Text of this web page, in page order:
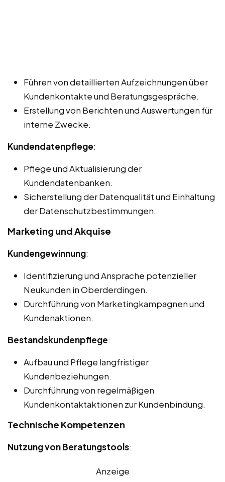
Führen von detaillierten Aufzeichnungen über
Kundenkontakte und Beratungsgespräche.
Erstellung von Berichten und Auswertungen für
interne Zwecke.
Kundendatenpflege:
Pflege und Aktualisierung der
Kundendatenbanken.
Sicherstellung der Datenqualität und Einhaltung
der Datenschutzbestimmungen.
Marketing und Akquise
Kundengewinnung:
Identifizierung und Ansprache potenzieller
Neukunden in Oberderdingen.
Durchführung von Marketingkampagnen und
Kundenaktionen.
Bestandskundenpflege:
Aufbau und Pflege langfristiger
Kundenbeziehungen.
Durchführung von regelmäßigen
Kundenkontaktaktionen zur Kundenbindung.
Technische Kompetenzen
Nutzung von Beratungstools:
Anzeige